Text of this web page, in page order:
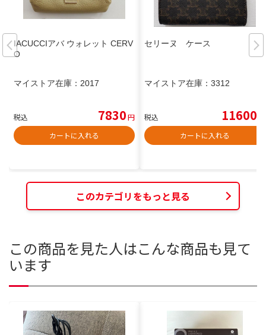
IACUCCIアバ ウォレット CERV
O
マイストア在庫： 2017
税込 7830円
カートに入れる
セリーヌ ケース
マイストア在庫： 3312
税込 11600
カートに入れる
このカテゴリをもっと見る
この商品を見た人はこんな商品も見て
います